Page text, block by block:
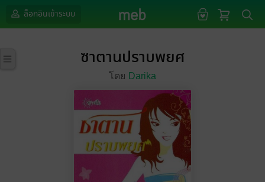
ล็อกอินเข้าระบบ
ซาตานปราบพยศ
โดย Darika